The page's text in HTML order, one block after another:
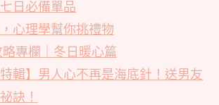
日必備單品
心理學幫你挑禮物
專欄｜冬日暖心篇
特輯】男人心不再是海底針！送男友
訣！